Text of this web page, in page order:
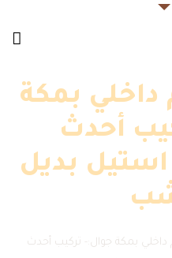
بمكة
أحدث
بديل
بمكة جوال:- تركيب أحدث